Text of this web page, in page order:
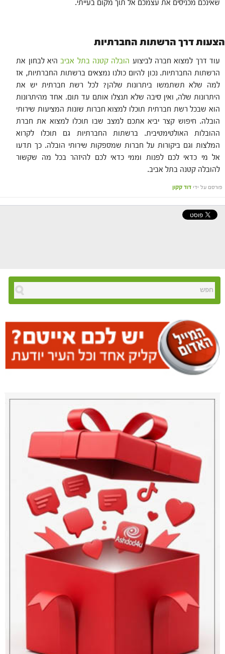
שאינכם מכניסים את עצמכם אל תוך מקום בעייתי.
הצעות דרך הרשתות החברתיות
עוד דרך למצוא חברה לביצוע הובלה קטנה בתל אביבהיא לבחון את
הרשתות החברתיות. נכון להיום כולנו נמצאים ברשתות החברתיות, אז
למה שלא תשתמשו ביתרונות שלהן? לכל רשת חברתית יש את
היתרונות שלה, ואין סיבה שלא תנצלו אותם עד תום. אחד מהיתרונות
הוא שבכל רשת חברתית תוכלו למצוא חברות שונות המציעות שירותי
הובלה. חיפוש קצר יביא אתכם למצב שבו תוכלו למצוא את חברת
ההובלות האולטימטיבית. ברשתות החברתיות גם תוכלו לקרוא
המלצות וגם ביקורות על חברות שמספקות שירותי הובלה. כך תדעו
אל מי כדאי לכם לפנות וממי כדאי לכם להיזהר בכל מה שקשור
להובלה קטנה בתל אביב.
פורסם על ידי דוד קקון